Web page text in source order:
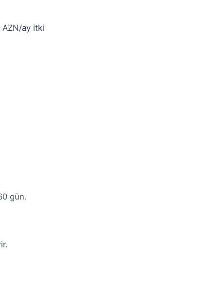
ay itki
gün.